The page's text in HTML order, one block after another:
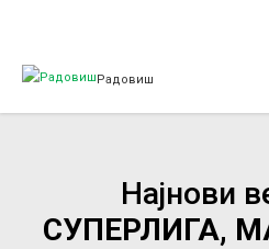
Радовиш
Најнови
СУПЕРЛИГА,